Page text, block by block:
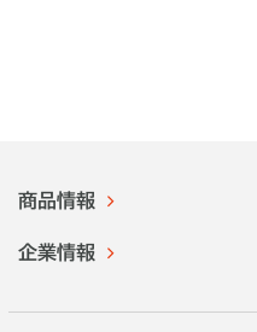
商品情報
企業情報